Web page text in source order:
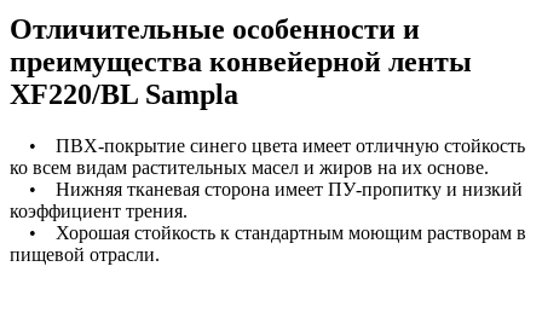
Отличительные особенности и
преимущества конвейерной ленты
XF220/BL Sampla
• ПВХ-покрытие синего цвета имеет отличную стойкость
ко всем видам растительных масел и жиров на их основе.
• Нижняя тканевая сторона имеет ПУ-пропитку и низкий
коэффициент трения.
• Хорошая стойкость к стандартным моющим растворам в
пищевой отрасли.